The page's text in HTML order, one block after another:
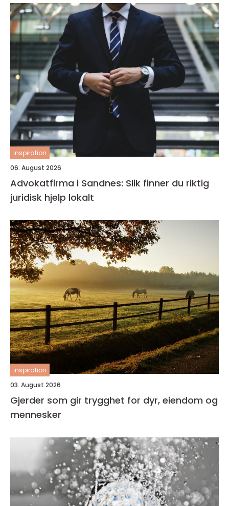
inspiration
06. August 2026
Advokatfirma i Sandnes: Slik finner du riktig
juridisk hjelp lokalt
inspiration
03. August 2026
Gjerder som gir trygghet for dyr, eiendom og
mennesker